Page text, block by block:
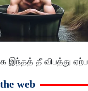
இந்தத் தீ விபத்து
web